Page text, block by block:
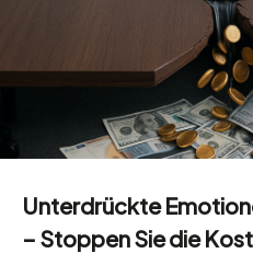
Unterdrückte
– Stoppen Sie die